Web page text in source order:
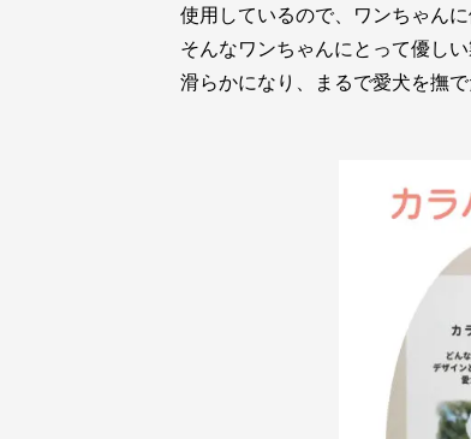
使用しているので、ワンちゃん
そんなワンちゃんにとって優し
滑らかになり、まるで愛犬を撫